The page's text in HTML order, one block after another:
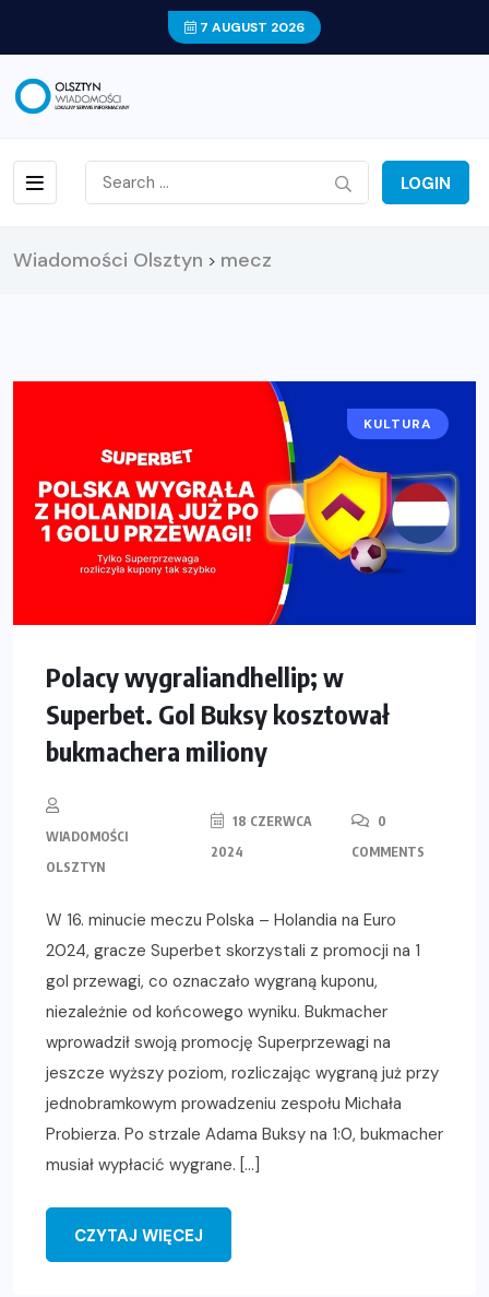
7 AUGUST 2026
LOGIN
Wiadomości Olsztyn > mecz
KULTURA
Polacy wygraliandhellip; w
Superbet. Gol Buksy kosztował
bukmachera miliony
WIADOMOŚCI
OLSZTYN
18 CZERWCA
2024
0
COMMENTS
W 16. minucie meczu Polska – Holandia na Euro
2024, gracze Superbet skorzystali z promocji na 1
gol przewagi, co oznaczało wygraną kuponu,
niezależnie od końcowego wyniku. Bukmacher
wprowadził swoją promocję Superprzewagi na
jeszcze wyższy poziom, rozliczając wygraną już przy
jednobramkowym prowadzeniu zespołu Michała
Probierza. Po strzale Adama Buksy na 1:0, bukmacher
musiał wypłacić wygrane. […]
CZYTAJ WIĘCEJ